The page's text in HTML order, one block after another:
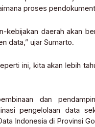
proses
kebijakan daerah akan
data,” ujar Sumarto.
ini, kita akan lebih
dan
pengelolaan data
Indonesia di Provinsi